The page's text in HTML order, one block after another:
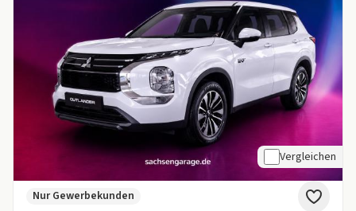
Vergleichen
Nur Gewerbekunden